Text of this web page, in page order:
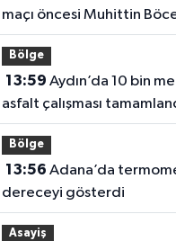
maçı öncesi Muhittin
destek
Bölge
13:59
asfalt çalışması
Bölge
13:56
dereceyi gösterdi
Asayiş